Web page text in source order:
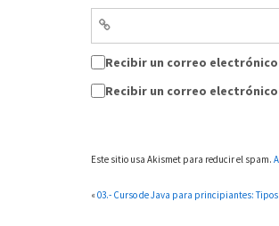
Recibir un correo
Recibir un correo
Este sitio usa Akismet para reducir el spam.
«03.- Curso de Java para principiantes: